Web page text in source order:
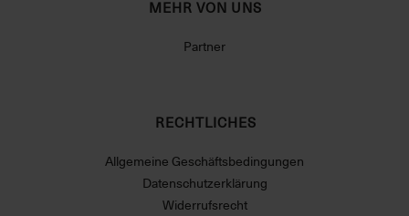
MEHR VON UNS
Partner
RECHTLICHES
Allgemeine Geschäftsbedingungen
Datenschutzerklärung
Widerrufsrecht